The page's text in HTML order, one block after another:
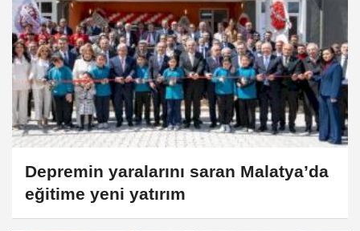
Depremin yaralarını saran Malatya’da
eğitime yeni yatırım